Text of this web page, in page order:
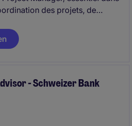
des projets, de
ajoutée, rentable et
une certaine expertise et
- Schweizer Bank